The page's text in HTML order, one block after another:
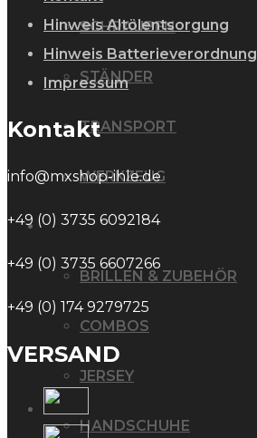
SCHRAUBEN
STÄNDER
TRANSPORT
WERKZEUG
MX BEKLEIDUNG
BRILLEN & ZUBEHÖR
COMBOS
JERSEY
HANDSCHUHE
Hinweis Altölentsorgung
Hinweis Batterieverordnung
Impressum
Kontakt
info@mxshop-ihle.de
+49 (0) 3735 6092184
+49 (0) 3735 6607266
+49 (0) 174 9279725
VERSAND